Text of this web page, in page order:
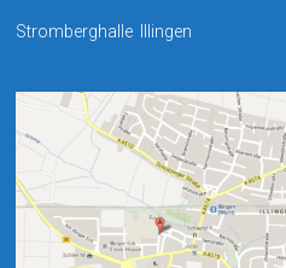
Stromberghalle Illingen